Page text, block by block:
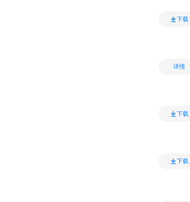
下载
详情
下载
下载